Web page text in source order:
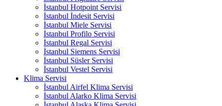
İstanbul Hotpoint Servisi
İstanbul İndesit Servisi
İstanbul Miele Servisi
İstanbul Profilo Servisi
İstanbul Regal Servisi
İstanbul Siemens Servisi
İstanbul Süsler Servisi
İstanbul Vestel Servisi
Klima Servisi
İstanbul Airfel Klima Servisi
İstanbul Alarko Klima Servisi